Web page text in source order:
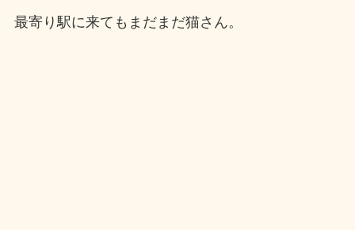
最寄り駅に来てもまだまだ猫さん。